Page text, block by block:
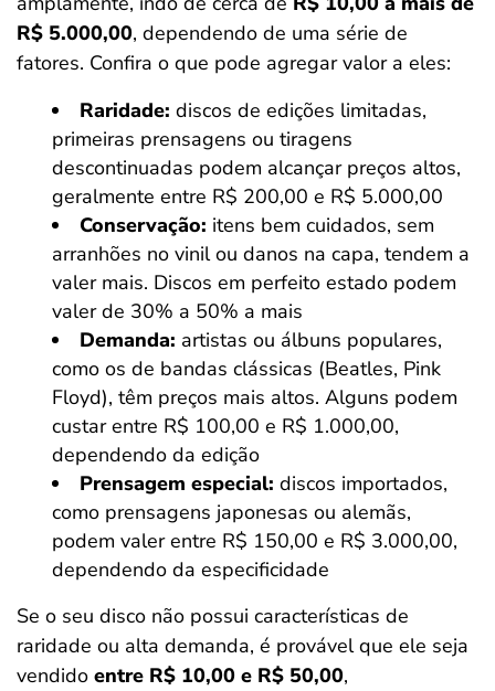
R$ 5.000,00, dependendo de uma série de
fatores. Confira o que pode agregar valor a eles:
Raridade: discos de edições limitadas,
primeiras prensagens ou tiragens
descontinuadas podem alcançar preços altos,
geralmente entre R$ 200,00 e R$ 5.000,00
Conservação: itens bem cuidados, sem
arranhões no vinil ou danos na capa, tendem a
valer mais. Discos em perfeito estado podem
valer de 30% a 50% a mais
Demanda: artistas ou álbuns populares,
como os de bandas clássicas (Beatles, Pink
Floyd), têm preços mais altos. Alguns podem
custar entre R$ 100,00 e R$ 1.000,00,
dependendo da edição
Prensagem especial: discos importados,
como prensagens japonesas ou alemãs,
podem valer entre R$ 150,00 e R$ 3.000,00,
dependendo da especificidade
Se o seu disco não possui características de
raridade ou alta demanda, é provável que ele seja
vendido entre R$ 10,00 e R$ 50,00,